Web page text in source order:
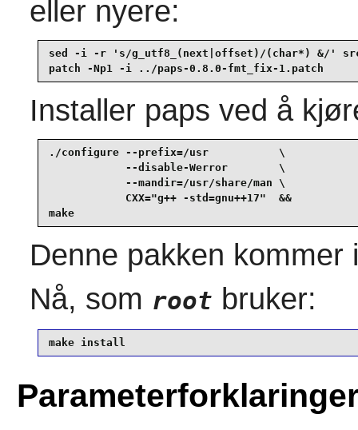
eller nyere:
sed -i -r 's/g_utf8_(next|offset)/(char*) &/' src/
patch -Np1 -i ../paps-0.8.0-fmt_fix-1.patch
Installer paps ved å
./configure --prefix=/usr           \
            --disable-Werror        \
            --mandir=/usr/share/man \
            CXX="g++ -std=gnu++17"  &&
make
Denne pakken
Nå, som root bruker:
make install